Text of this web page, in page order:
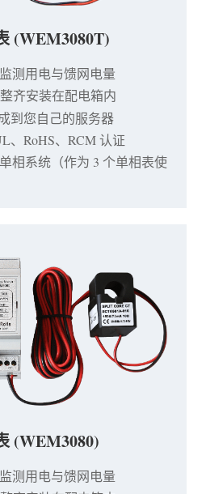
(WEM3080T)
测用电与馈网电量
齐安装在配电箱内
到您自己的服务器
、RoHS、RCM 认证
相系统（作为 3 个单相表使
(WEM3080)
测用电与馈网电量